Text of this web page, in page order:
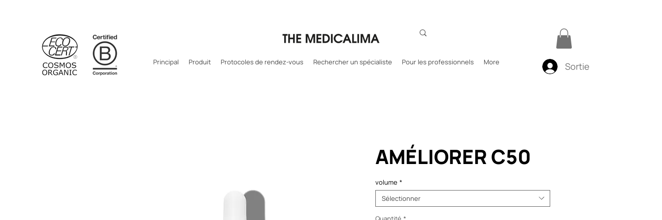
Principal Produit Protocoles de rendez-vous Rechercher un spécialiste Pour les professionnels More Sortie
AMÉLIORER C50
volume *
Sélectionner